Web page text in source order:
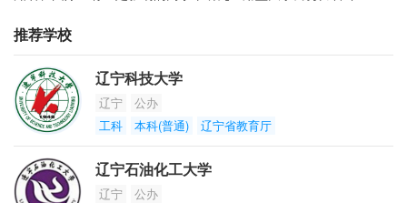
推荐学校
辽宁科技大学
辽宁
公办
工科
本科(普通) 辽宁省教育厅
辽宁石油化工大学
辽宁
公办